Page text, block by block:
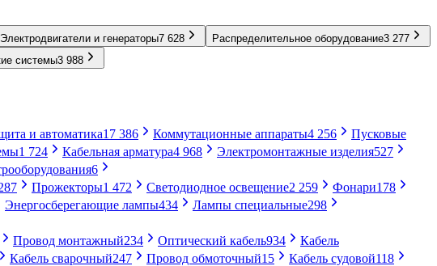
Электродвигатели и генераторы7 628 Распределительное оборудование3 277
системы3 988
и автоматика17 386 Коммутационные аппараты4 256
Пусковые
1 724 Кабельная арматура4 968 Электромонтажные изделия527
6
Прожекторы1 472 Светодиодное освещение2 259 Фонари178
Энергосберегающие лампы434 Лампы специальные298
Провод монтажный234 Оптический кабель934
Кабель
Кабель сварочный247 Провод обмоточный15 Кабель судовой118